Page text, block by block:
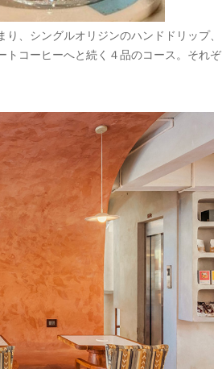
、シングルオリジンのハンドドリップ、
コーヒーへと続く４品のコース。それぞ